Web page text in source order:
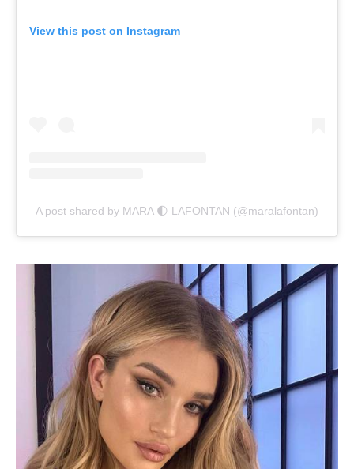
View this post on Instagram
A post shared by MARA 🌓 LAFONTAN (@maralafontan)